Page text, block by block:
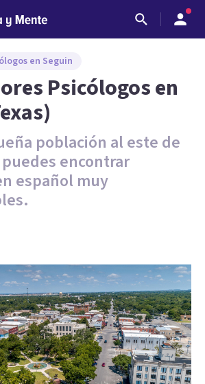
en Seguin
Psicólogos en
población al este de
encontrar
español muy